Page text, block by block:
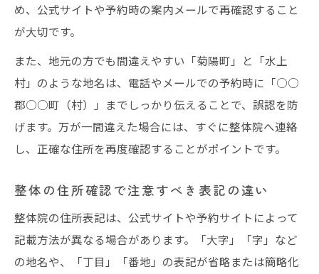
め、公式サイトや予約時の案内メールで再確認すること
が大切です。
また、地元の方でも間違えやすい「菊陽町」と「水上
村」のような地名は、電話やメールでの予約時に「○○
郡○○町（村）」までしっかり伝えることで、誤認を防
げます。万が一間違えた場合には、すぐに整体院へ連絡
し、正確な住所を再度確認することがポイントです。
整体の住所確認で注意すべき表記の違い
整体院の住所表記は、公式サイトや予約サイトによって
記載方法が異なる場合があります。「大字」「字」など
の地名や、「丁目」「番地」の表記が省略または簡略化